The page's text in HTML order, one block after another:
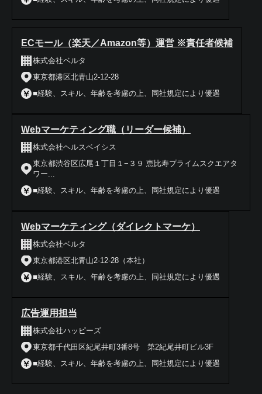
ECモール（楽天／Amazon等）運営 ※責任者候補
株式会社ベルタ
東京都港区北青山2-12-28
■経験、スキル、年齢を考慮の上、同社規定により優遇
Webマーケティング職（リーダー候補）
株式会社ヘルスベイシス
東京都渋谷区広尾１丁目１−３９ 恵比寿プライムスクエアタ
ワー...
■経験、スキル、年齢を考慮の上、同社規定により優遇
Webマーケティング（ダイレクトマーケ）
株式会社ベルタ
東京都港区北青山2-12-28（本社）
■経験、スキル、年齢を考慮の上、同社規定により優遇
広告運用担当
株式会社ハッピーズ
東京都千代田区紀尾井町3番8号 第2紀尾井町ビル3F
■経験、スキル、年齢を考慮の上、同社規定により優遇